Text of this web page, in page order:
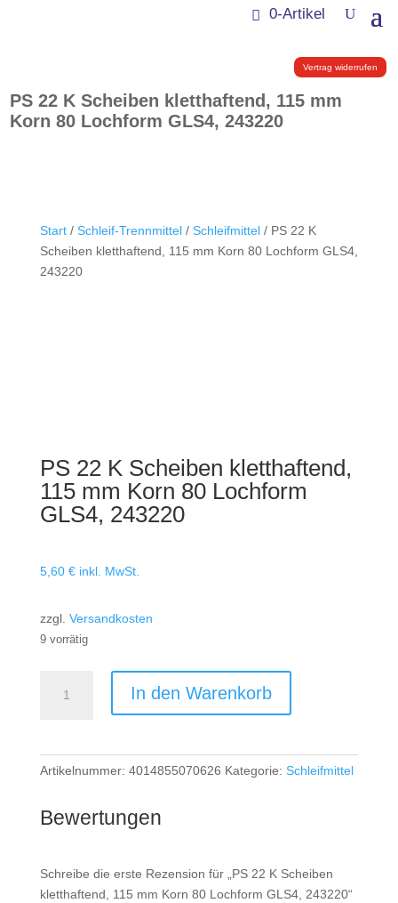
0-Artikel
Vertrag widerrufen
PS 22 K Scheiben kletthaftend, 115 mm
Korn 80 Lochform GLS4, 243220
Start/ Schleif-Trennmittel/ Schleifmittel/ PS 22 K
Scheiben kletthaftend, 115 mm Korn 80 Lochform GLS4,
243220
PS 22 K Scheiben kletthaftend,
115 mm Korn 80 Lochform
GLS4, 243220
5,60 € inkl. MwSt.
zzgl. Versandkosten
9 vorrätig
Korn
In den Warenkorb
Artikelnummer: 4014855070626 Kategorie: Schleifmittel
Bewertungen
Schreibe die erste Rezension für „PS 22 K Scheiben
kletthaftend, 115 mm Korn 80 Lochform GLS4, 243220“